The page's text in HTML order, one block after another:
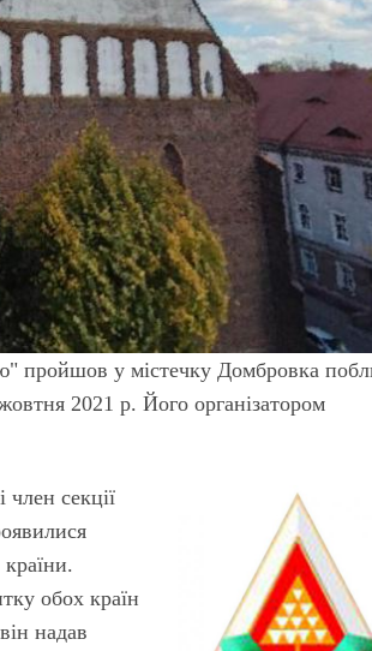
пройшов у містечку Домбровка
2021 р. Його організатором
секції
обох країн
надав